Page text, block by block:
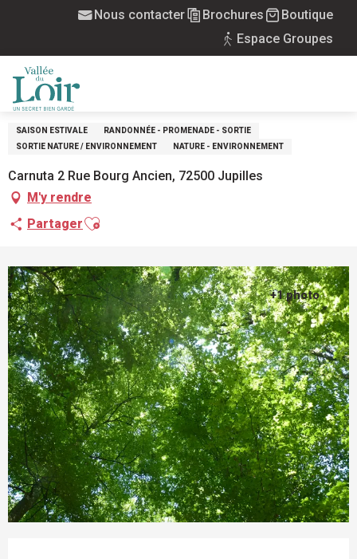
principal
Nous contacter Brochures
Boutique
Espace Groupes
Balade ONF "Arbres, apprenez à les reconnaître"
Mercredi 26 août de 10:30 à 12:30
BALADE ONF "ARBRES, APPRENEZ À LES
RECONNAÎTRE"
SAISON ESTIVALE
RANDONNÉE - PROMENADE - SORTIE
SORTIE NATURE / ENVIRONNEMENT
NATURE - ENVIRONNEMENT
Carnuta 2 Rue Bourg Ancien, 72500 Jupilles
M'y rendre
PartagerAjouter aux favoris
+1 photo